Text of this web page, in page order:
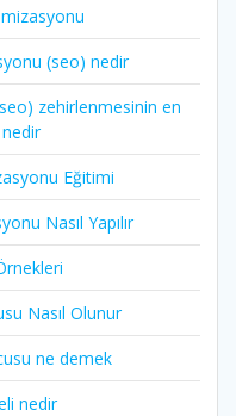
(seo) nedir
zehirlenmesinin en
nedir
Eğitimi
Nasıl Yapılır
Nasıl Olunur
ne demek
nedir